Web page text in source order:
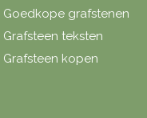
Goedkope grafstenen
Grafsteen teksten
Grafsteen kopen